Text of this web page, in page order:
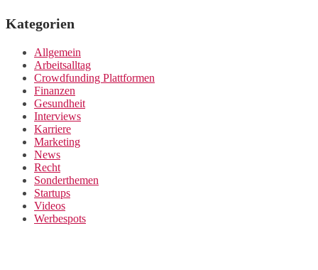
Kategorien
Allgemein
Arbeitsalltag
Crowdfunding Plattformen
Finanzen
Gesundheit
Interviews
Karriere
Marketing
News
Recht
Sonderthemen
Startups
Videos
Werbespots